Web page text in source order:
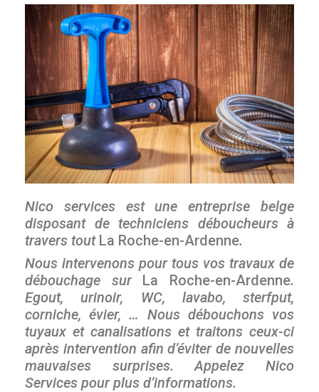
Nico services est une entreprise belge
disposant de techniciens déboucheurs à
travers tout La Roche-en-Ardenne.
Nous intervenons pour tous vos travaux de
débouchage sur La Roche-en-Ardenne.
Egout, urinoir, WC, lavabo, sterfput,
corniche, évier, … Nous débouchons vos
tuyaux et canalisations et traitons ceux-ci
après intervention afin d’éviter de nouvelles
mauvaises surprises. Appelez Nico
Services pour plus d’informations.